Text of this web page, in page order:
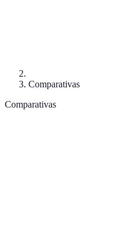
Comparativas
Comparativas